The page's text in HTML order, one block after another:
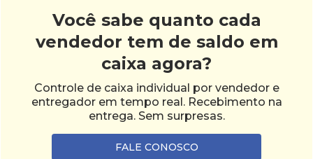
Você sabe quanto cada
vendedor tem de saldo em
caixa agora?
Controle de caixa individual por vendedor e
entregador em tempo real. Recebimento na
entrega. Sem surpresas.
FALE CONOSCO